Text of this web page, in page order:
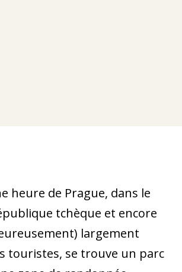
heure de Prague, dans le
tchèque et encore
largement
touristes, se trouve un parc